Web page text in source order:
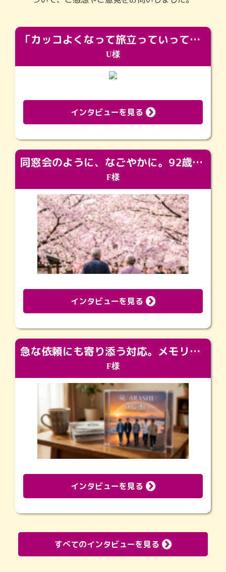
「カッコよくなって旅立っていってくれました（笑）もっとカッコいいって言ってあげればよかったな」
U様
インタビューを見る
同窓会のように、なごやかに。92歳の旅立ちを彩った、再会と感謝の場
F様
インタビューを見る
急な依頼にも寄り添う対応。メモリアルコーナーで振り返る大切な日々
F様
インタビューを見る
すべてのインタビューを見る